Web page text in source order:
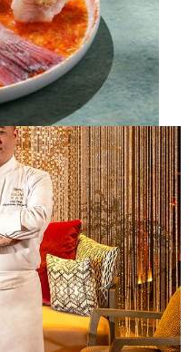
ถั่วพุ่มดองและพริก ให้
นถึงรสชาติอาหาร
COTAI
ผู้สืบทอดรุ่นที่สองของ
หน้าที่บริหารครัวที่ Five
ะสบการณ์การทำอาหาร
ะณีตของอาหารเสฉวนมาสู่